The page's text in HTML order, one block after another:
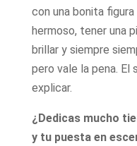
con una bonita
hermoso, tener una
brillar y siempre
pero vale la pena. El
explicar.
¿Dedicas mucho
y tu puesta en